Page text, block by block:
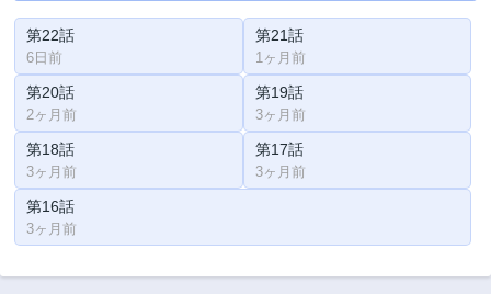
第22話
6日前
第21話
1ヶ月前
第20話
2ヶ月前
第19話
3ヶ月前
第18話
3ヶ月前
第17話
3ヶ月前
第16話
3ヶ月前